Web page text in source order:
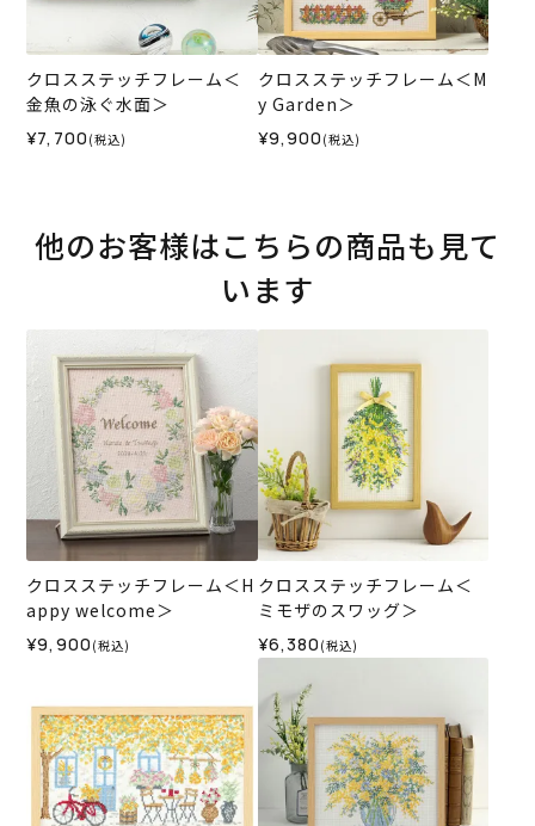
クロスステッチフレーム＜
金魚の泳ぐ水面＞
¥7,700 (税込)
クロスステッチフレーム＜M
y Garden＞
¥9,900 (税込)
他のお客様はこちらの商品も見て
います
クロスステッチフレーム＜H
appy welcome＞
¥9,900 (税込)
クロスステッチフレーム＜
ミモザのスワッグ＞
¥6,380 (税込)